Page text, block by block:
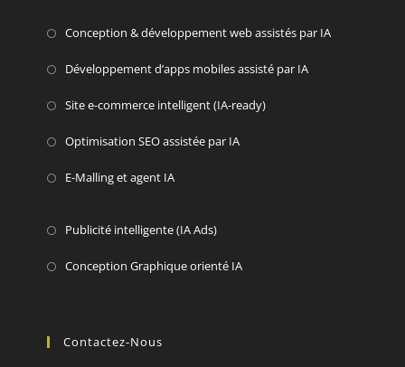
Conception & développement web assistés par IA
Développement d’apps mobiles assisté par IA
Site e-commerce intelligent (IA-ready)
Optimisation SEO assistée par IA
E-Malling et agent IA
Publicité intelligente (IA Ads)
Conception Graphique orienté IA
Contactez-Nous